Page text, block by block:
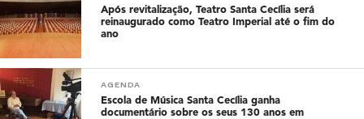
Após revitalização, Teatro Santa Cecília será
reinaugurado como Teatro Imperial até o fim do
ano
AGENDA
Escola de Música Santa Cecília ganha
documentário sobre os seus 130 anos em